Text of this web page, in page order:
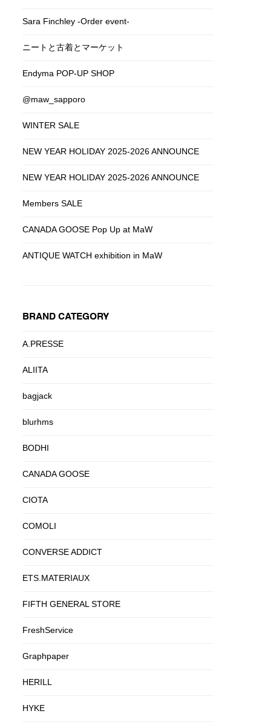
Sara Finchley -Order event-
ニートと古着とマーケット
Endyma POP-UP SHOP
@maw_sapporo
WINTER SALE
NEW YEAR HOLIDAY 2025-2026 ANNOUNCE
NEW YEAR HOLIDAY 2025-2026 ANNOUNCE
Members SALE
CANADA GOOSE Pop Up at MaW
ANTIQUE WATCH exhibition in MaW
BRAND CATEGORY
A.PRESSE
ALIITA
bagjack
blurhms
BODHI
CANADA GOOSE
CIOTA
COMOLI
CONVERSE ADDICT
ETS.MATERIAUX
FIFTH GENERAL STORE
FreshService
Graphpaper
HERILL
HYKE